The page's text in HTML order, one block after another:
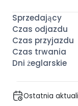
Ostatnia